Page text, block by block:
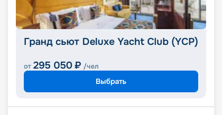
Гранд сьют Deluxe Yacht Club (YCP)
от 295 050 ₽ /чел
Выбрать